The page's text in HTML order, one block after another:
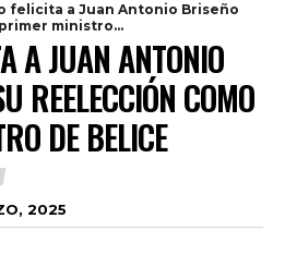
felicita a Juan Antonio Briseño
ministro...
A JUAN ANTONIO
REELECCIÓN COMO
DE BELICE
2025